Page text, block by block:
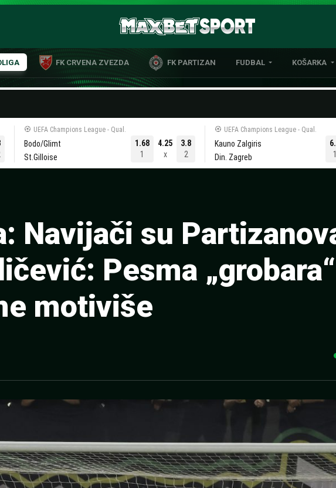
FK CRVENA ZVEZDA FK PARTIZAN
FUDBAL
DOMAĆI FUDBAL
EVROPSKA TAKMIČENJA
OSTALE LIGE
REPREZENTATIVNI FUDBAL
KOŠARKA
EVROLIGA
NBA LIGA
UEFA Champions League - Qual.
Bodo/Glimt
St.Gilloise
1.68
1
4.25
x
3.8
2
UEFA Champions League - Qual.
Kauno Zalgiris
Din. Zagreb
Navijači su
Pesma
motiviše